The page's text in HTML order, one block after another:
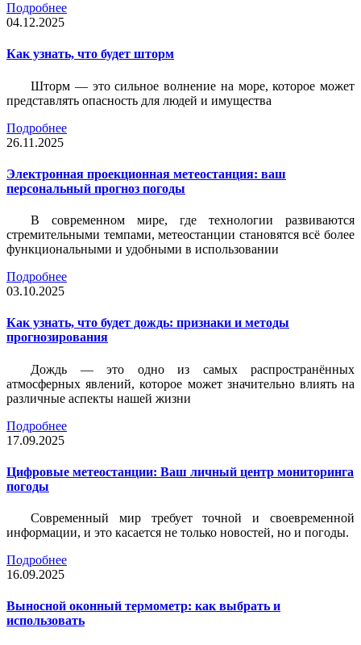
Подробнее
04.12.2025
Как узнать, что будет шторм
Шторм — это сильное волнение на море, которое может
представлять опасность для людей и имущества
Подробнее
26.11.2025
Электронная проекционная метеостанция: ваш
персональный прогноз погоды
В современном мире, где технологии развиваются
стремительными темпами, метеостанции становятся всё более
функциональными и удобными в использовании
Подробнее
03.10.2025
Как узнать, что будет дождь: признаки и методы
прогнозирования
Дождь — это одно из самых распространённых
атмосферных явлений, которое может значительно влиять на
различные аспекты нашей жизни
Подробнее
17.09.2025
Цифровые метеостанции: Ваш личный центр мониторинга
погоды
Современный мир требует точной и своевременной
информации, и это касается не только новостей, но и погоды.
Подробнее
16.09.2025
Выносной оконный термометр: как выбрать и
использовать